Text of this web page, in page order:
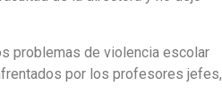
problemas de violencia escolar
por los profesores jefes,